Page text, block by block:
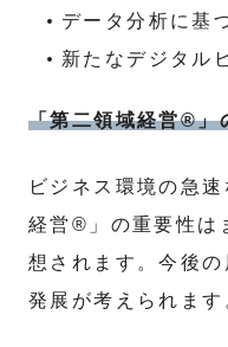
データ分析に基
新たなデジタル
「第二領域経営®」
ビジネス環境の急
経営®」の重要性は
想されます。今後
発展が考えられます